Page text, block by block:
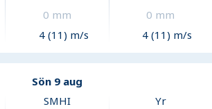
0 mm
4 (11) m/s
0 mm
4 (11) m/s
Sön 9 aug
SMHI Yr